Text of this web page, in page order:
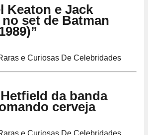
Keaton e Jack
set de Batman
da banda
cerveja